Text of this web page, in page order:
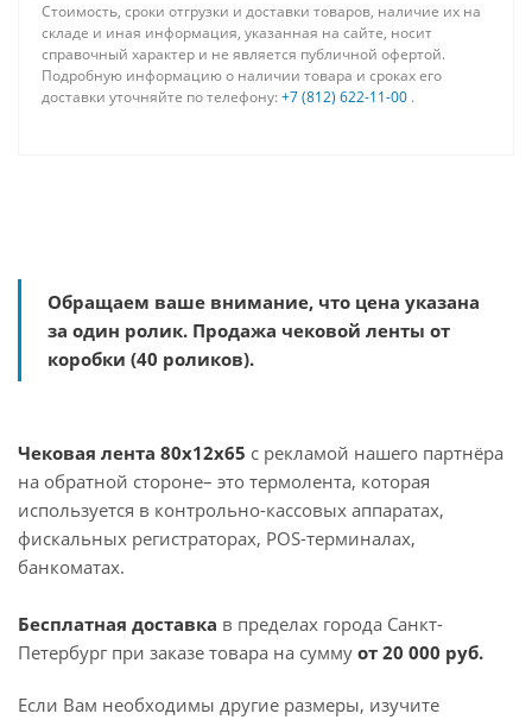
Стоимость, сроки отгрузки и доставки товаров, наличие их на
складе и иная информация, указанная на сайте, носит
справочный характер и не является публичной офертой.
Подробную информацию о наличии товара и сроках его
доставки уточняйте по телефону: +7 (812) 622-11-00 .
Обращаем ваше внимание, что цена указана
за один ролик. Продажа чековой ленты от
коробки (40 роликов).
Чековая лента 80x12x65 с рекламой нашего партнёра
на обратной стороне– это термолента, которая
используется в контрольно-кассовых аппаратах,
фискальных регистраторах, POS-терминалах,
банкоматах.
Бесплатная доставка в пределах города Санкт-
Петербург при заказе товара на сумму от 20 000 руб.
Если Вам необходимы другие размеры, изучите